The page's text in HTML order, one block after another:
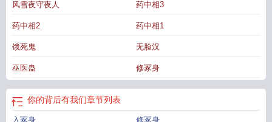
尽的罗刹。而如今，这罗刹被封印在了她的体内，给她当蓄电池，一节更比六节
破的伤口，无奈问：饱了吗？青丘白这妖怪不仅不害人，还处处上赶着救人，悬
壶济世，医者仁心，江辞忍不住评价：您就是行走的医学奇迹，当妖真是给您屈
横行的乱象，而这一切的根源，又与她的神将职责——剿灭蚀人一族有关。只是
往事如烟，看到过许多曾发生在她身上，却早已被她忘记的东西。后来情况险
急。他疼惜地抚过她的发顶，说话间口中鲜血如注：“除了这条命......我没有什么
风雪夜守夜人 药中相3
药中相2 药中相1
饿死鬼 无脸汉
巫医蛊 修冢身
你的背后有我们章节列表
入冢身 修冢身